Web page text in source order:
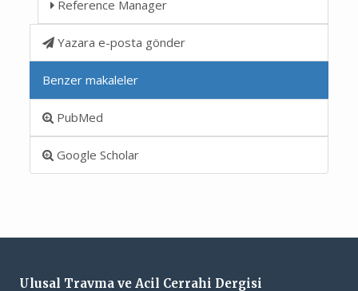
Reference Manager
Yazara e-posta gönder
Benzer makaleler
PubMed
Google Scholar
Ulusal Travma ve Acil Cerrahi Dergisi